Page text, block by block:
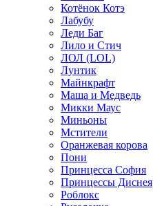
Котёнок Котэ
Лабубу
Леди Баг
Лило и Стич
ЛОЛ (LOL)
Лунтик
Майнкрафт
Маша и Медведь
Микки Маус
Миньоны
Мстители
Оранжевая корова
Пони
Принцесса София
Принцессы Диснея
Роблокс